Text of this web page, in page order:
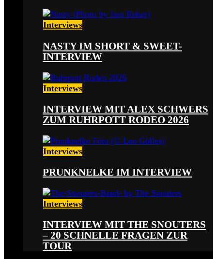
Interviews
NASTY IM SHORT & SWEET-
INTERVIEW
Interviews
INTERVIEW MIT ALEX SCHWERS
ZUM RUHRPOTT RODEO 2026
Interviews
PRUNKNELKE IM INTERVIEW
Interviews
INTERVIEW MIT THE SNOUTERS
– 20 SCHNELLE FRAGEN ZUR
TOUR